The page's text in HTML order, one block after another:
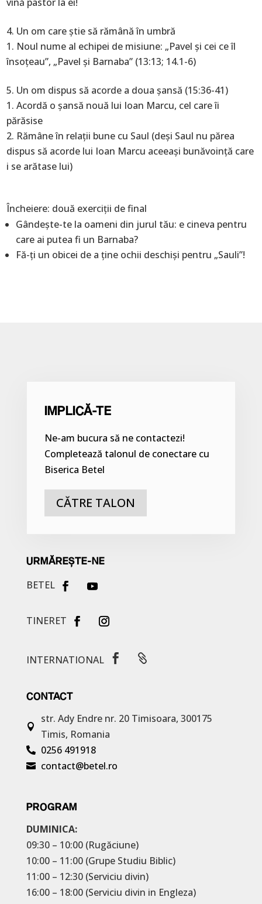
Un om care ştie să rămână în umbră
Noul nume al echipei de misiune: „Pavel şi cei ce îl
însoţeau”, „Pavel şi Barnaba” (13:13; 14.1-6)
Un om dispus să acorde a doua şansă (15:36-41)
Acordă o şansă nouă lui Ioan Marcu, cel care îi
părăsise
Rămâne în relaţii bune cu Saul (deşi Saul nu părea
dispus să acorde lui Ioan Marcu aceeaşi bunăvoinţă care
i se arătase lui)
Încheiere: două exerciţii de final
Gândeşte-te la oameni din jurul tău: e cineva pentru
care ai putea fi un Barnaba?
Fă-ţi un obicei de a ţine ochii deschişi pentru „Sauli”!
IMPLICĂ-TE
Ne-am bucura să ne contactezi!
Completează talonul de conectare cu
Biserica Betel
CĂTRE TALON
URMĂREȘTE-NE
BETEL
TINERET
INTERNATIONAL  
CONTACT

str. Ady Endre nr. 20 Timisoara, 300175
Timis, Romania
 0256 491918
 contact@betel.ro
PROGRAM
DUMINICA:
09:30 – 10:00 (Rugăciune)
10:00 – 11:00 (Grupe Studiu Biblic)
11:00 – 12:30 (Serviciu divin)
16:00 – 18:00 (Serviciu divin in Engleza)